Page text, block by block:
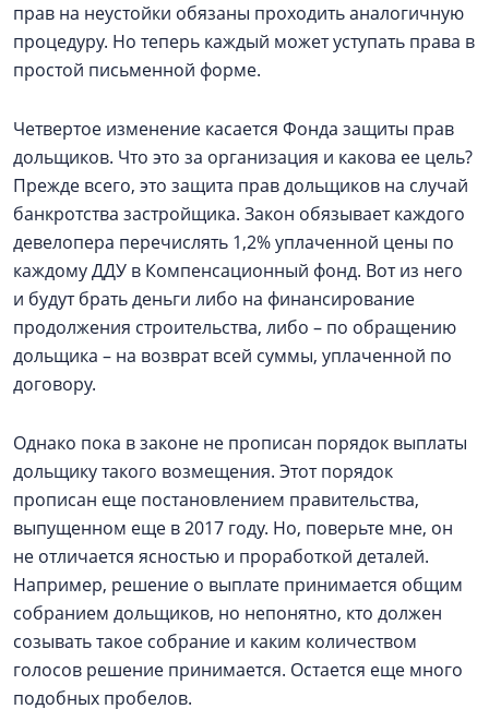
прав на неустойки обязаны проходить аналогичную
процедуру. Но теперь каждый может уступать права в
простой письменной форме.
Четвертое изменение касается Фонда защиты прав
дольщиков. Что это за организация и какова ее цель?
Прежде всего, это защита прав дольщиков на случай
банкротства застройщика. Закон обязывает каждого
девелопера перечислять 1,2% уплаченной цены по
каждому ДДУ в Компенсационный фонд. Вот из него
и будут брать деньги либо на финансирование
продолжения строительства, либо – по обращению
дольщика – на возврат всей суммы, уплаченной по
договору.
Однако пока в законе не прописан порядок выплаты
дольщику такого возмещения. Этот порядок
прописан еще постановлением правительства,
выпущенном еще в 2017 году. Но, поверьте мне, он
не отличается ясностью и проработкой деталей.
Например, решение о выплате принимается общим
собранием дольщиков, но непонятно, кто должен
созывать такое собрание и каким количеством
голосов решение принимается. Остается еще много
подобных пробелов.